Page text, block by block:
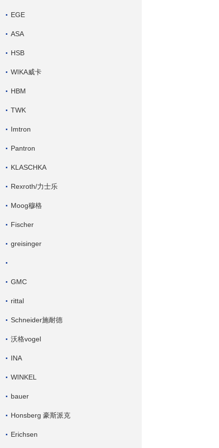
EGE
ASA
HSB
WIKA威卡
HBM
TWK
Imtron
Pantron
KLASCHKA
Rexroth/力士乐
Moog穆格
Fischer
greisinger
GMC
rittal
Schneider施耐德
沃格vogel
INA
WINKEL
bauer
Honsberg 豪斯派克
Erichsen